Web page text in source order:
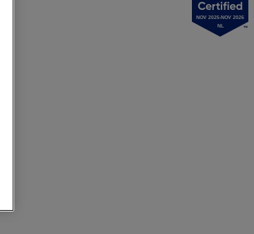
NOV 2025-NOV 2026
NL